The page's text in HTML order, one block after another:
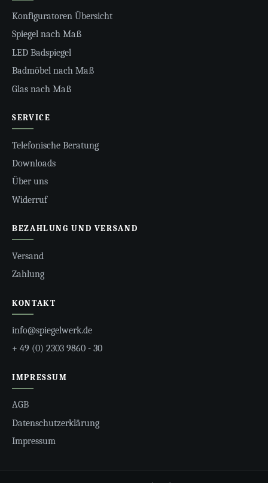
Konfiguratoren Übersicht
Spiegel nach Maß
LED Badspiegel
Badmöbel nach Maß
Glas nach Maß
SERVICE
Telefonische Beratung
Downloads
Über uns
Widerruf
BEZAHLUNG UND VERSAND
Versand
Zahlung
KONTAKT
info@spiegelwerk.de
+ 49 (0) 2303 9860 - 30
IMPRESSUM
AGB
Datenschutzerklärung
Impressum